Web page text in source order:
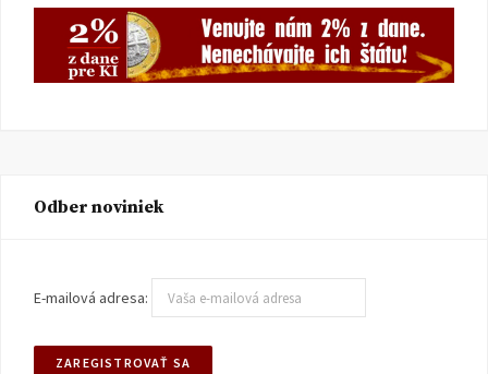
Odber noviniek
E-mailová adresa: